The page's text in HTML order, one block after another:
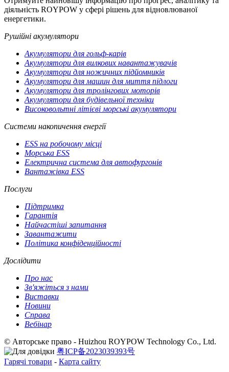
діяльність ROYPOW у сфері рішень для відновлюваної
енергетики.
Рушійні акумулятори
Акумулятори для гольф-карів
Акумулятори для вилкових навантажувачів
Акумулятори для ножичних підйомників
Акумулятори для машин для миття підлоги
Акумулятори для тролінгових моторів
Акумулятори для будівельної техніки
Високовольтні літієві морські акумулятори
Системи накопичення енергії
ESS на робочому місці
Морська ESS
Електрична система для автофургонів
Вантажівка ESS
Послуги
Підтримка
Гарантія
Найчастіші запитання
Завантажити
Політика конфіденційності
Дослідити
Про нас
Зв'яжіться з нами
Виставки
Новини
Справа
Вебінар
© Авторське право - Huizhou ROYPOW Technology Co., Ltd.
粤ICP备2023039393号
Гарячі товари - Карта сайту